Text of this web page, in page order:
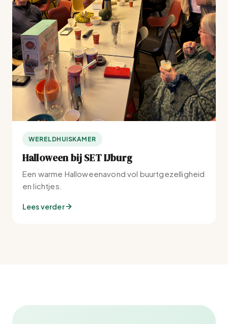
WERELDHUISKAMER
Halloween bij SET IJburg
Een warme Halloweenavond vol buurtgezelligheid
en lichtjes.
Lees verder